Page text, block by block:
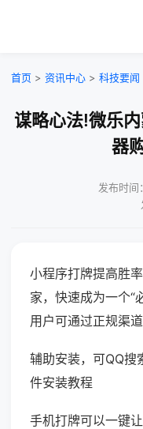
首页 > 资讯中心 > 科技要闻
谋略心法!微乐
器
发布时
小程序打牌提高胜
家，快速成为一个“
用户可通过正规渠道
辅助安装，可QQ
件安装教程
手机打牌可以一键